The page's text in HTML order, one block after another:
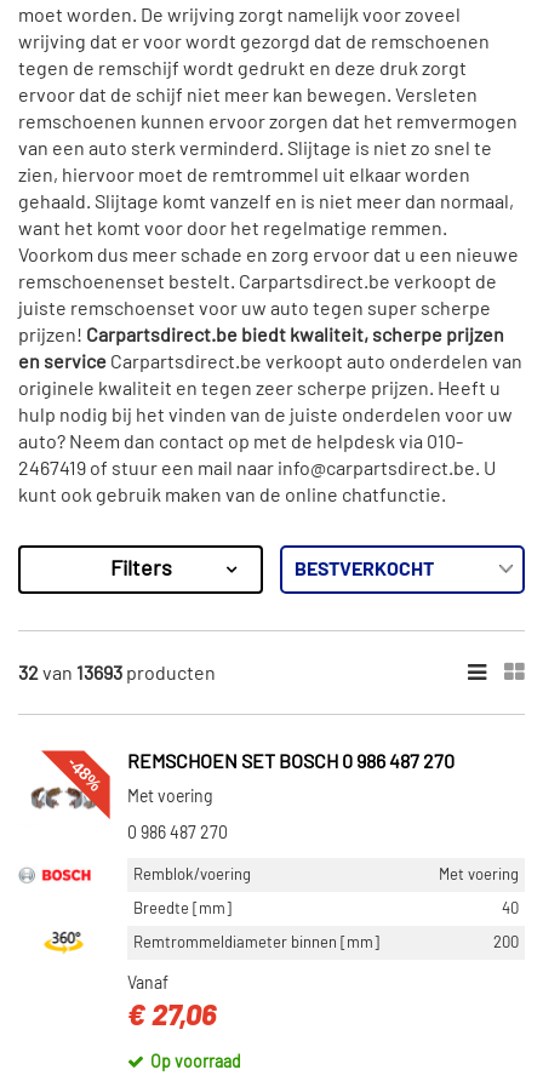
moet worden. De wrijving zorgt namelijk voor zoveel
wrijving dat er voor wordt gezorgd dat de remschoenen
tegen de remschijf wordt gedrukt en deze druk zorgt
ervoor dat de schijf niet meer kan bewegen. Versleten
remschoenen kunnen ervoor zorgen dat het remvermogen
van een auto sterk verminderd. Slijtage is niet zo snel te
zien, hiervoor moet de remtrommel uit elkaar worden
gehaald. Slijtage komt vanzelf en is niet meer dan normaal,
want het komt voor door het regelmatige remmen.
Voorkom dus meer schade en zorg ervoor dat u een nieuwe
remschoenenset bestelt. Carpartsdirect.be verkoopt de
juiste remschoenset voor uw auto tegen super scherpe
prijzen! Carpartsdirect.be biedt kwaliteit, scherpe prijzen
en service Carpartsdirect.be verkoopt auto onderdelen van
originele kwaliteit en tegen zeer scherpe prijzen. Heeft u
hulp nodig bij het vinden van de juiste onderdelen voor uw
auto? Neem dan contact op met de helpdesk via 010-
2467419 of stuur een mail naar info@carpartsdirect.be. U
kunt ook gebruik maken van de online chatfunctie.
Resultaten
×
Bosch (827)
Brembo (1199)
Febi Bilstein (285)
CATEGORIEËN
Remschoen set (13309)
Remschoenbout/pen (138)
Filters
32van 13693 producten
-48% REMSCHOEN SET BOSCH 0 986 487 270
Met voering
0 986 487 270
Remblok/voering
Met voering
Breedte [mm]
40
Remtrommeldiameter binnen [mm]
200
Vanaf
€ 27,06
Op voorraad